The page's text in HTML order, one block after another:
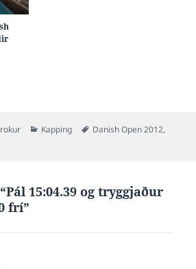
Author
rokur Categories
Kapping Tags
Danish Open 2012,
15:04.39 og tryggjaður
frí”